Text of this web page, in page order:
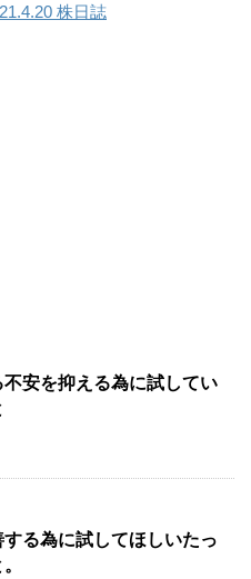
株日誌
安を抑える為に試してい
る為に試してほしいたっ